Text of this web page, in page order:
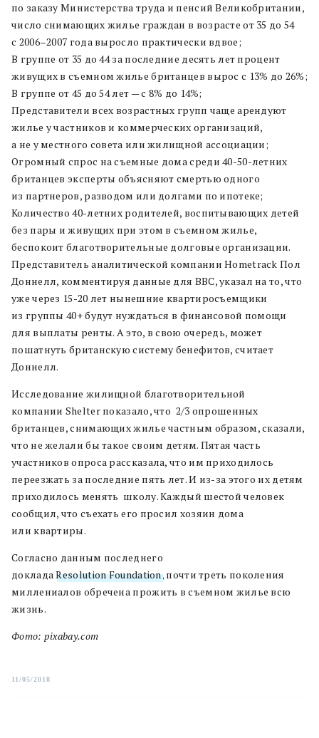
по заказу Министерства труда и пенсий Великобритании,
число снимающих жилье граждан в возрасте от 35 до 54
с 2006–2007 года выросло практически вдвое;
В группе от 35 до 44 за последние десять лет процент
живущих в съемном жилье британцев вырос с 13% до 26%;
В группе от 45 до 54 лет — с 8% до 14%;
Представители всех возрастных групп чаще арендуют
жилье у частников и коммерческих организаций,
а не у местного совета или жилищной ассоциации;
Огромный спрос на съемные дома среди 40-50-летних
британцев эксперты объясняют смертью одного
из партнеров, разводом или долгами по ипотеке;
Количество 40-летних родителей, воспитывающих детей
без пары и живущих при этом в съемном жилье,
беспокоит благотворительные долговые организации.
Представитель аналитической компании Hometrack Пол
Доннелл, комментируя данные для BBC, указал на то, что
уже через 15-20 лет нынешние квартиросъемщики
из группы 40+ будут нуждаться в финансовой помощи
для выплаты ренты. А это, в свою очередь, может
пошатнуть британскую систему бенефитов, считает
Доннелл.
Исследование жилищной благотворительной
компании Shelter показало, что 2/3 опрошенных
британцев, снимающих жилье частным образом, сказали,
что не желали бы такое своим детям. Пятая часть
участников опроса рассказала, что им приходилось
переезжать за последние пять лет. И из-за этого их детям
приходилось менять школу. Каждый шестой человек
сообщил, что съехать его просил хозяин дома
или квартиры.
Согласно данным последнего
докладаResolution Foundation, почти треть поколения
миллениалов обречена прожить в съемном жилье всю
жизнь.
Фото: pixabay.com
11/05/2018